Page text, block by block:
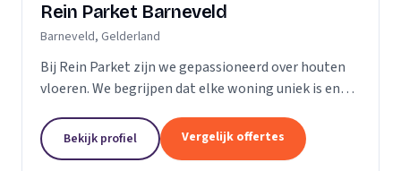
Rein Parket Barneveld
Barneveld, Gelderland
Bij Rein Parket zijn we gepassioneerd over houten
vloeren. We begrijpen dat elke woning uniek is en
past bij uw stijl en behoeften. Of u nu op zoek...
Bekijk profiel Vergelijk offertes